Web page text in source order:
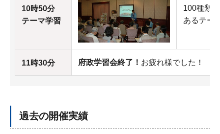
10時50分
テーマ学習
100種類
あるテー
11時30分 府政学習会終了！ お疲れ様でした！
過去の開催実績